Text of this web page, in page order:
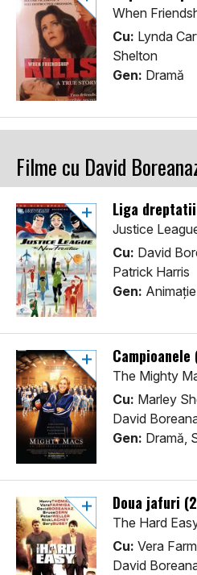
When
Cu: Lynda
Shelton
Gen: Dramă
Filme cu David
Liga
Justice
Cu: David
Patrick Harris
Gen: Animaţie
The Mighty
Cu: Marley
David
Gen: Dramă,
Doua jafuri
The Hard
Cu: Vera
David